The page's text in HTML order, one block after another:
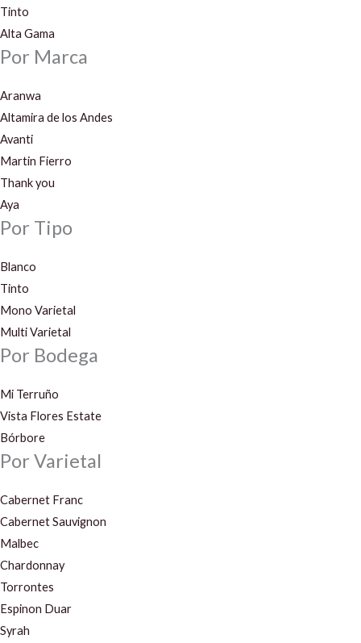
Tinto
Alta Gama
Por Marca
Aranwa
Altamira de los Andes
Avanti
Martin Fierro
Thank you
Aya
Por Tipo
Blanco
Tinto
Mono Varietal
Multi Varietal
Por Bodega
Mi Terruño
Vista Flores Estate
Bórbore
Por Varietal
Cabernet Franc
Cabernet Sauvignon
Malbec
Chardonnay
Torrontes
Espinon Duar
Syrah